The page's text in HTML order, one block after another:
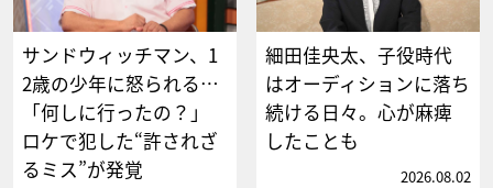
サンドウィッチマン、1
2歳の少年に怒られる…
「何しに行ったの？」
ロケで犯した“許されざ
るミス”が発覚
細田佳央太、子役時代
はオーディションに落ち
続ける日々。心が麻痺
したことも
2026.08.02